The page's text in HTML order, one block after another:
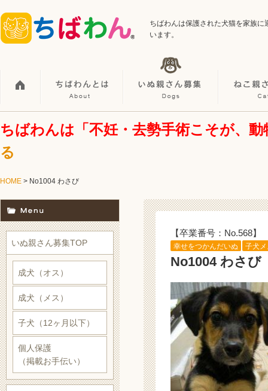
ちばわんは保護された犬猫を家族
います。
ちばわんは「不妊・去勢手術こそが、
る
HOME > No1004 わさび
【卒業番号：No.568】
幸せをつかんだいぬ 子犬
No1004 わさび
いぬ親さん募集TOP
成犬（オス）
成犬（メス）
子犬（12ヶ月以下）
個人保護
（掲載お手伝い）